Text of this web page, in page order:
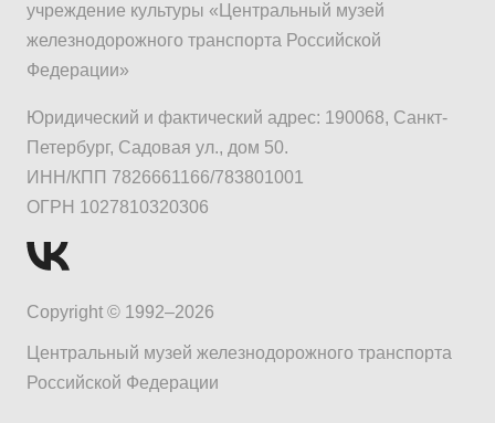
учреждение культуры «Центральный музей
железнодорожного транспорта Российской
Федерации»
Юридический и фактический адрес: 190068, Санкт-
Петербург, Садовая ул., дом 50.
ИНН/КПП 7826661166/783801001
ОГРН 1027810320306
Copyright © 1992–2026
Центральный музей железнодорожного транспорта
Российской Федерации